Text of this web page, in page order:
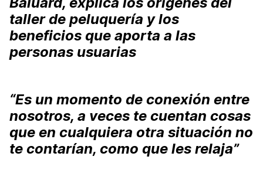
taller de peluquería y los
beneficios que aporta a las
personas usuarias
“Es un momento de conexión entre
nosotros, a veces te cuentan cosas
que en cualquiera otra situación no
te contarían, como que les relaja”